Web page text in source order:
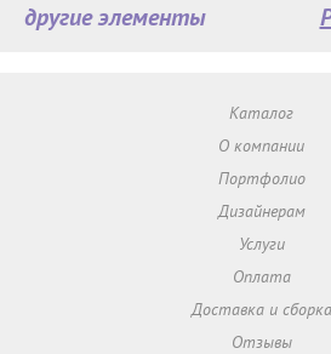
другие элементы
Каталог
О компании
Портфолио
Дизайнерам
Услуги
Оплата
Доставка и сборка
Отзывы